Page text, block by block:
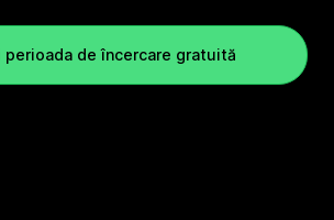
perioada de încercare gratuită